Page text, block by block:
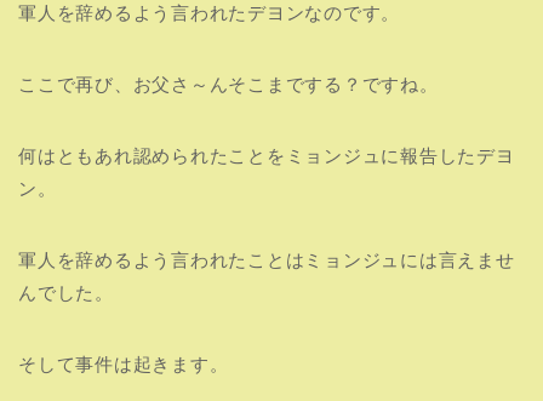
軍人を辞めるよう言われたデヨンなのです。
ここで再び、お父さ～んそこまでする？ですね。
何はともあれ認められたことをミョンジュに報告したデヨ
ン。
軍人を辞めるよう言われたことはミョンジュには言えませ
んでした。
そして事件は起きます。